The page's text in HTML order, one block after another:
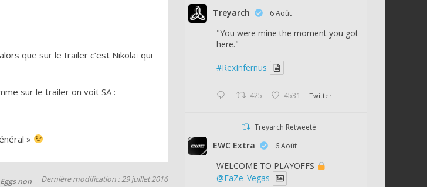
que sur le trailer c’est Nikolaï qui
sur le trailer on voit SA :
»
Dernière modification : 29 juillet 2016
non
Treyarch 6 Août
"You were mine the moment you got
here."
#RexInfernus
425 4531 Twitter
Treyarch Retweeté
EWC Extra 6 Août
WELCOME TO PLAYOFFS
@FaZe_Vegas